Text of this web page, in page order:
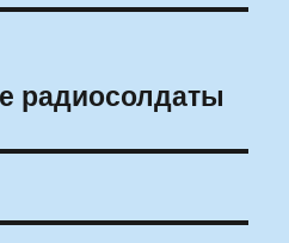
радиосолдаты